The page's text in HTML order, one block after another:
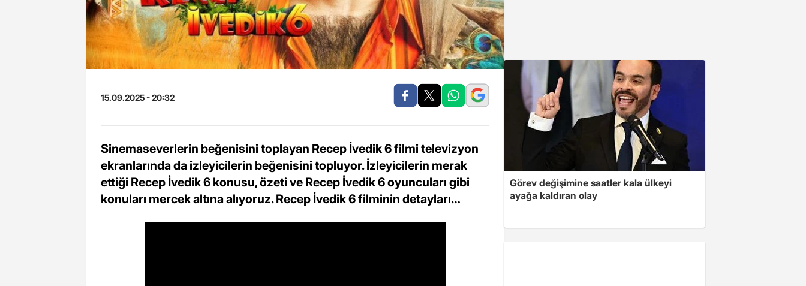
15.09.2025 - 20:32
Sinemaseverlerin beğenisini toplayan Recep İvedik 6 filmi televizyon
ekranlarında da izleyicilerin beğenisini topluyor. İzleyicilerin merak
ettiği Recep İvedik 6 konusu, özeti ve Recep İvedik 6 oyuncuları gibi
konuları mercek altına alıyoruz. Recep İvedik 6 filminin detayları…
Görev değişimine saatler kala ülkeyi
ayağa kaldıran olay